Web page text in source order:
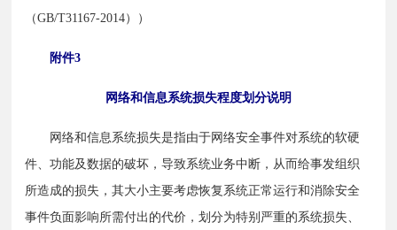
（GB/T31167-2014））
附件3
网络和信息系统损失程度划分说明
网络和信息系统损失是指由于网络安全事件对系统的软硬
件、功能及数据的破坏，导致系统业务中断，从而给事发组织
所造成的损失，其大小主要考虑恢复系统正常运行和消除安全
事件负面影响所需付出的代价，划分为特别严重的系统损失、